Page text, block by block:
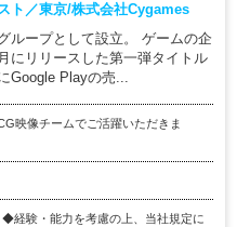
ト／東京/株式会社Cygames
ループとして設立。 ゲームの企
にリリースした第一弾タイトル
Google Playの売...
映像チームでご活躍いただきま
経験・能力を考慮の上、当社規定に